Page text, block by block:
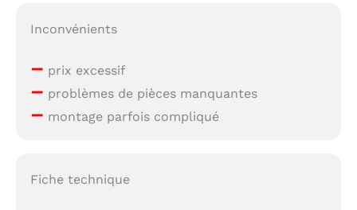
Inconvénients
– prix excessif
– problèmes de pièces manquantes
– montage parfois compliqué
Fiche technique